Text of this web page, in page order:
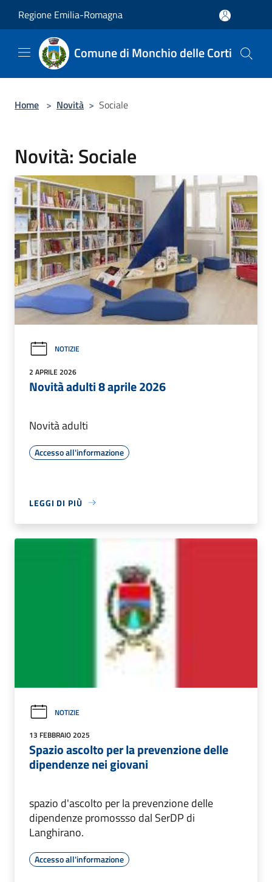
Regione Emilia-Romagna
Comune di Monchio delle Corti
Home > Novità > Sociale
Novità: Sociale
NOTIZIE
2 APRILE 2026
Novità adulti 8 aprile 2026
Novità adulti
Accesso all'informazione
LEGGI DI PIÙ
NOTIZIE
13 FEBBRAIO 2025
Spazio ascolto per la prevenzione delle
dipendenze nei giovani
spazio d'ascolto per la prevenzione delle
dipendenze promossso dal SerDP di
Langhirano.
Accesso all'informazione